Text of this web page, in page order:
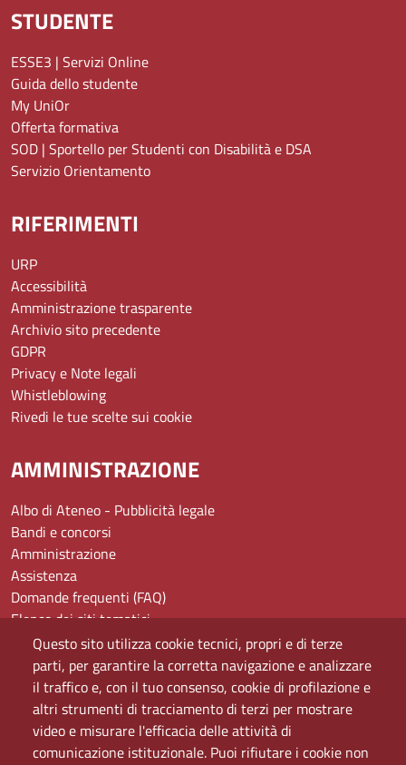
Questo sito utilizza cookie tecnici, propri e di terze
parti, per garantire la corretta navigazione e analizzare
il traffico e, con il tuo consenso, cookie di profilazione e
altri strumenti di tracciamento di terzi per mostrare
video e misurare l'efficacia delle attività di
comunicazione istituzionale. Puoi rifiutare i cookie non
STUDENTE
ESSE3 | Servizi Online
Guida dello studente
My UniOr
Offerta formativa
SOD | Sportello per Studenti con Disabilità e DSA
Servizio Orientamento
RIFERIMENTI
URP
Accessibilità
Amministrazione trasparente
Archivio sito precedente
GDPR
Privacy e Note legali
Whistleblowing
Rivedi le tue scelte sui cookie
AMMINISTRAZIONE
Albo di Ateneo - Pubblicità legale
Bandi e concorsi
Amministrazione
Assistenza
Domande frequenti (FAQ)
Elenco dei siti tematici
Mappa del sito
PEC
Rete Wi-Fi Eduroam
Servizio Proxy
Guida all’uso del portale